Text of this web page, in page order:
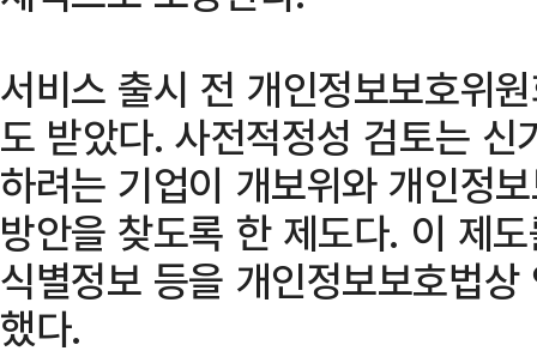
서비스 출시 전 개인정보보호위
도 받았다. 사전적정성 검토는
하려는 기업이 개보위와 개인정
방안을 찾도록 한 제도다. 이 제
식별정보 등을 개인정보보호법
했다.